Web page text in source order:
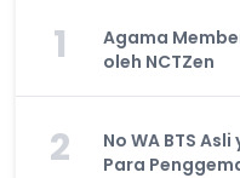
1
Agama
oleh NCTZen
2
No WA BTS
Para